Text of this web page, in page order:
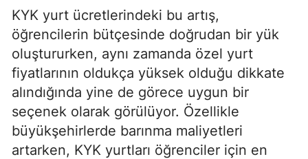
KYK yurt ücretlerindeki bu artış,
öğrencilerin bütçesinde doğrudan bir yük
oluştururken, aynı zamanda özel yurt
fiyatlarının oldukça yüksek olduğu dikkate
alındığında yine de görece uygun bir
seçenek olarak görülüyor. Özellikle
büyükşehirlerde barınma maliyetleri
artarken, KYK yurtları öğrenciler için en